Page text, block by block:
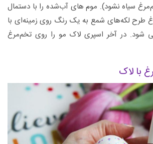
سیاه نشود). موم های آب‌شده را با دستمال
طرح لکه‌های شمع به یک رنگ روی زمینه‌ای با
شود. در آخر اسپری لاک مو را روی تخم‌مرغ
با لاک